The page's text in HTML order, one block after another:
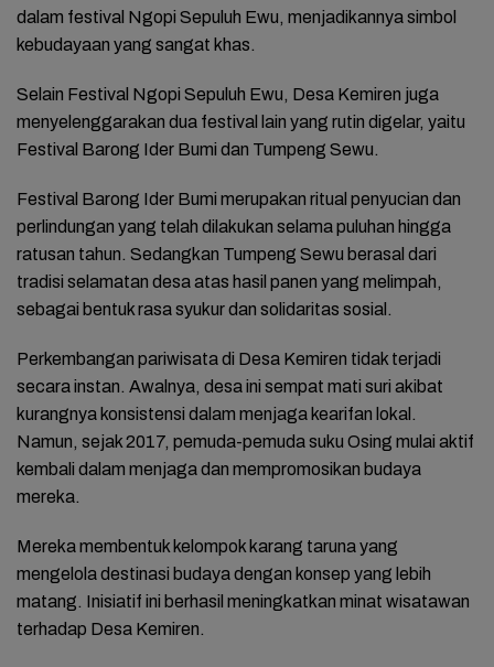
dalam festival Ngopi Sepuluh Ewu, menjadikannya simbol
kebudayaan yang sangat khas.
Selain Festival Ngopi Sepuluh Ewu, Desa Kemiren juga
menyelenggarakan dua festival lain yang rutin digelar, yaitu
Festival Barong Ider Bumi dan Tumpeng Sewu.
Festival Barong Ider Bumi merupakan ritual penyucian dan
perlindungan yang telah dilakukan selama puluhan hingga
ratusan tahun. Sedangkan Tumpeng Sewu berasal dari
tradisi selamatan desa atas hasil panen yang melimpah,
sebagai bentuk rasa syukur dan solidaritas sosial.
Perkembangan pariwisata di Desa Kemiren tidak terjadi
secara instan. Awalnya, desa ini sempat mati suri akibat
kurangnya konsistensi dalam menjaga kearifan lokal.
Namun, sejak 2017, pemuda-pemuda suku Osing mulai aktif
kembali dalam menjaga dan mempromosikan budaya
mereka.
Mereka membentuk kelompok karang taruna yang
mengelola destinasi budaya dengan konsep yang lebih
matang. Inisiatif ini berhasil meningkatkan minat wisatawan
terhadap Desa Kemiren.